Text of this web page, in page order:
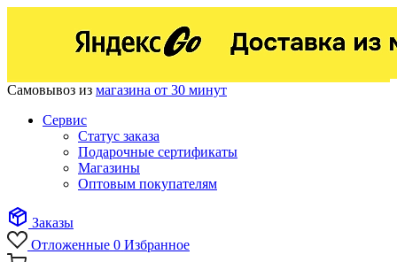
Самовывоз из магазина от 30 минут
Сервис
Статус заказа
Подарочные сертификаты
Магазины
Оптовым покупателям
Заказы
Отложенные 0 Избранное